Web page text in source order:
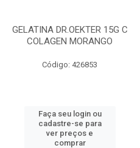
GELATINA DR.OEKTER 15G C
COLAGEN MORANGO
Código: 426853
Faça seu login ou
cadastre-se para
ver preços e
comprar